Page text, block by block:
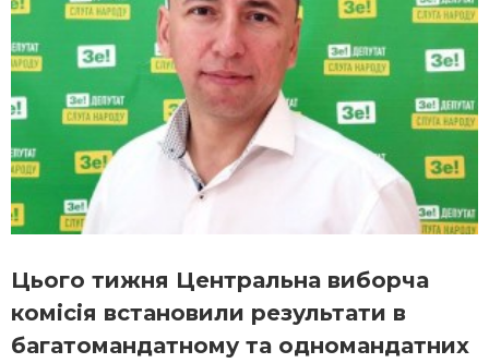
Цього тижня Центральна виборча
комісія встановили результати в
багатомандатному та одномандатних